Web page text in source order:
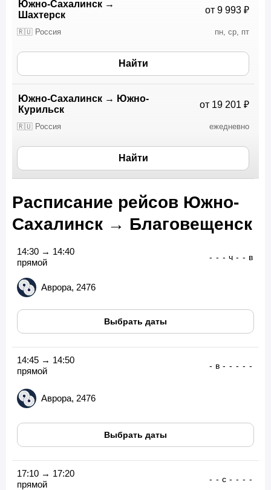
Южно-Сахалинск →
Шахтерск
🇷🇺 Россия пн, ср, пт
от 9 993 ₽
Найти
Южно-Сахалинск → Южно-
Курильск
🇷🇺 Россия ежедневно
от 19 201 ₽
Найти
Расписание рейсов Южно-
Сахалинск → Благовещенск
14:30 → 14:40
прямой
Аврора, 2476
- - - ч - - в
Выбрать даты
14:45 → 14:50
прямой
Аврора, 2476
- в - - - - -
Выбрать даты
17:10 → 17:20
прямой
- - с - - - -